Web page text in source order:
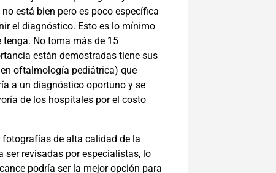
está bien pero es poco específica
el diagnóstico. Esto es lo mínimo
No toma más de 15
están demostradas tiene sus
oftalmología pediátrica) que
a un diagnóstico oportuno y se
de los hospitales por el costo
fotografías de alta calidad de la
ser revisadas por especialistas, lo
podría ser la mejor opción para